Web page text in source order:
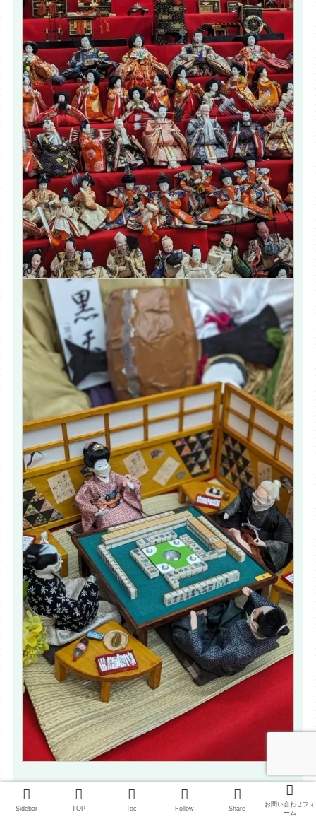
Sidebar TOP Toc Follow Share
お問い合わせフォ
ーム